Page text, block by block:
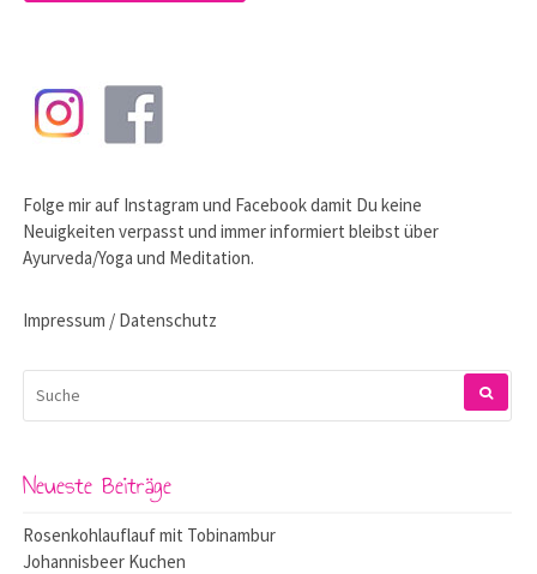
Folge mir auf Instagram und Facebookdamit Du keine
Neuigkeiten verpasst und immer informiert bleibst über
Ayurveda/Yoga und Meditation.
Impressum / Datenschutz
NACH:
Neueste Beiträge
Rosenkohlauflauf mit Tobinambur
Johannisbeer Kuchen